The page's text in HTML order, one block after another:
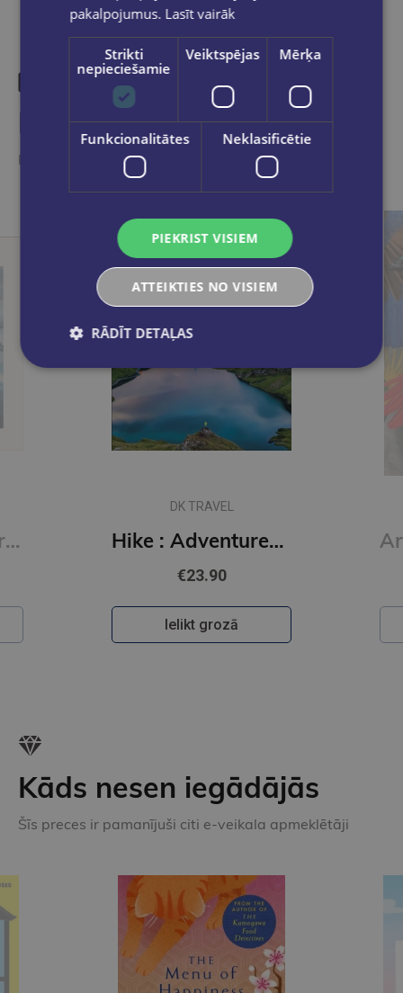
Līdzīgas preces
Ieskaties, varbūt noder
Road Trips in Europe : 50 Adventures on the Open Road
DK TRAVEL
Hike : Adventures on Foot
€23.90
Ielikt grozā
Kāds nesen iegādājās
Šīs preces ir pamanījuši citi e-veikala apmeklētāji
pakalpojumus. Lasīt vairāk
Strikti
nepieciešamie
Veiktspējas Mērķa
Funkcionalitātes Neklasificētie
PIEKRIST VISIEM
ATTEIKTIES NO VISIEM
RĀDĪT DETAĻAS